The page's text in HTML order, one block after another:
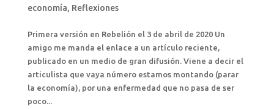
economía, Reflexiones
Primera versión en Rebelión el 3 de abril de 2020 Un
amigo me manda el enlace a un artículo reciente,
publicado en un medio de gran difusión. Viene a decir el
articulista que vaya número estamos montando (parar
la economía), por una enfermedad que no pasa de ser
poco...